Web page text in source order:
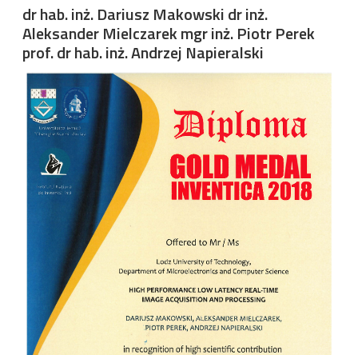
dr hab. inż. Dariusz Makowski dr inż.
Aleksander Mielczarek mgr inż. Piotr Perek
prof. dr hab. inż. Andrzej Napieralski
Image